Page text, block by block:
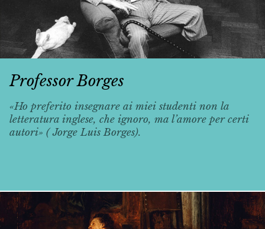
Professor Borges
«Ho preferito insegnare ai miei studenti non la
letteratura inglese, che ignoro, ma l’amore per certi
autori» ( Jorge Luis Borges).